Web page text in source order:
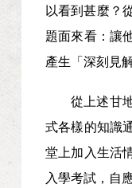
以看到甚麼？
題面來看：讓
產生「深刻見
從上述甘
式各樣的知識
堂上加入生活
入學考試，自